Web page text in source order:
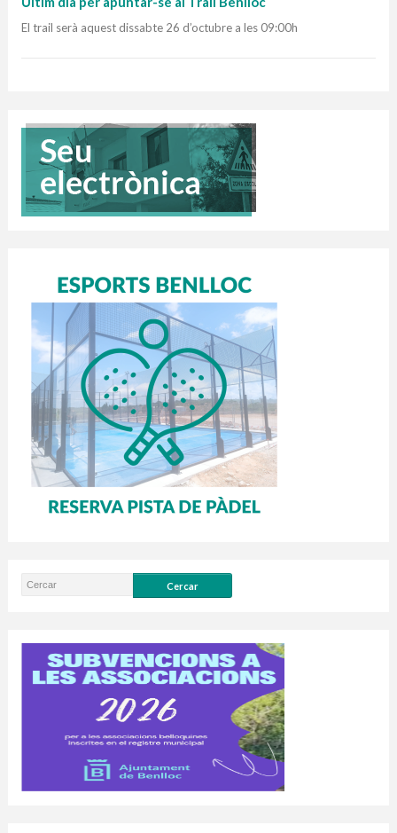
El trail serà aquest dissabte 26 d’octubre a les 09:00h